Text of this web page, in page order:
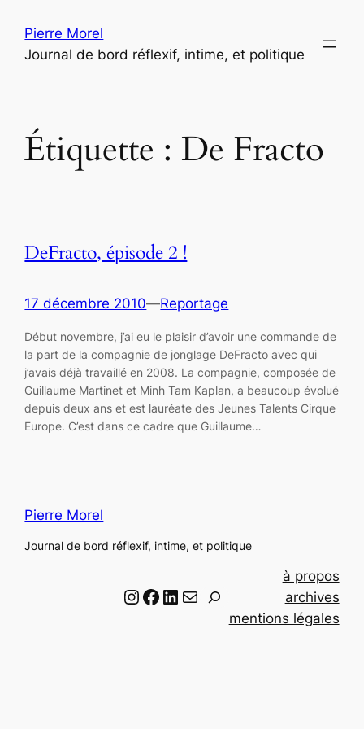
contenu
Pierre Morel
Journal de bord réflexif, intime, et politique
Étiquette : De Fracto
DeFracto, épisode 2 !
17 décembre 2010—Reportage
Début novembre, j’ai eu le plaisir d’avoir une commande de
la part de la compagnie de jonglage DeFracto avec qui
j’avais déjà travaillé en 2008. La compagnie, composée de
Guillaume Martinet et Minh Tam Kaplan, a beaucoup évolué
depuis deux ans et est lauréate des Jeunes Talents Cirque
Europe. C’est dans ce cadre que Guillaume…
Pierre Morel
Journal de bord réflexif, intime, et politique
Instagram Facebook LinkedIn Email
à propos
archives
mentions légales